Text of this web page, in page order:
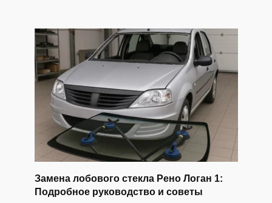
Замена лобового стекла Рено Логан 1:
Подробное руководство и советы